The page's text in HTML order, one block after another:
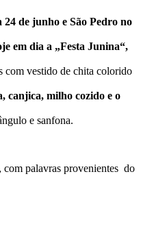
de junho e São Pedro no
em dia a „Festa Junina“,
com vestido de chita colorido
canjica, milho cozido e o
e sanfona.
com palavras provenientes do